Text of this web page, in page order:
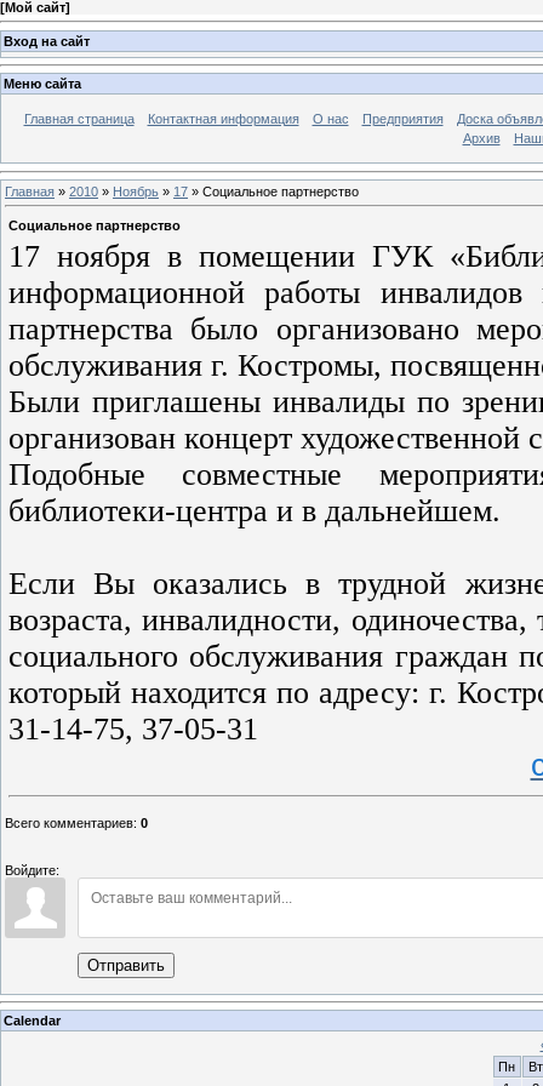
[Мой сайт]
Вход на сайт
Меню сайта
Главная страница Контактная информация О нас Предприятия
Доска
Архив
Главная » 2010 » Ноябрь » 17 » Социальное партнерство
Социальное партнерство
17 ноября в помещении ГУК
информационной работы
партнерства было организовано
обслуживания г. Костромы,
Были приглашены инвалиды по
организован концерт
Подобные совместные
библиотеки-центра и в дальнейшем.
Если Вы оказались в трудной
возраста, инвалидности,
социального обслуживания граждан
который находится по адресу: г.
31-14-75, 37-05-31
Всего комментариев: 0
Войдите:
Отправить
Calendar
Пн
Вт